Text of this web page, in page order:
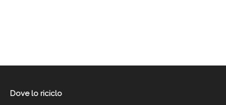
Dove lo riciclo